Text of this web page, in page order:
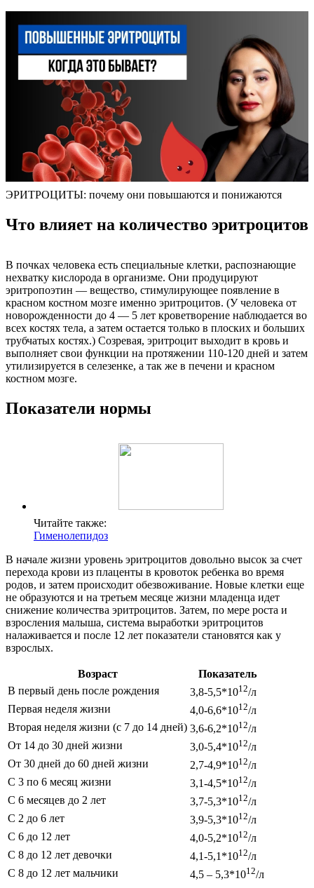
ЭРИТРОЦИТЫ: почему они повышаются и понижаются
Что влияет на количество эритроцитов
В почках человека есть специальные клетки, распознающие
нехватку кислорода в организме. Они продуцируют
эритропоэтин — вещество, стимулирующее появление в
красном костном мозге именно эритроцитов. (У человека от
новорожденности до 4 — 5 лет кроветворение наблюдается во
всех костях тела, а затем остается только в плоских и больших
трубчатых костях.) Созревая, эритроцит выходит в кровь и
выполняет свои функции на протяжении 110-120 дней и затем
утилизируется в селезенке, а так же в печени и красном
костном мозге.
Показатели нормы
Читайте также:
Гименолепидоз
В начале жизни уровень эритроцитов довольно высок за счет
перехода крови из плаценты в кровоток ребенка во время
родов, и затем происходит обезвоживание. Новые клетки еще
не образуются и на третьем месяце жизни младенца идет
снижение количества эритроцитов. Затем, по мере роста и
взросления малыша, система выработки эритроцитов
налаживается и после 12 лет показатели становятся как у
взрослых.
Возраст
Показатель
В первый день после рождения
3,8-5,5*1012/л
Первая неделя жизни
4,0-6,6*1012/л
Вторая неделя жизни (с 7 до 14 дней) 3,6-6,2*1012/л
От 14 до 30 дней жизни
3,0-5,4*1012/л
От 30 дней до 60 дней жизни
2,7-4,9*1012/л
С 3 по 6 месяц жизни
3,1-4,5*1012/л
С 6 месяцев до 2 лет
3,7-5,3*1012/л
С 2 до 6 лет
3,9-5,3*1012/л
С 6 до 12 лет
4,0-5,2*1012/л
С 8 до 12 лет девочки
4,1-5,1*1012/л
С 8 до 12 лет мальчики
4,5 – 5,3*1012/л